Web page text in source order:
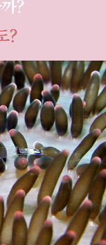
토스 상을 수상한 Da
(2009) 등이 있다.